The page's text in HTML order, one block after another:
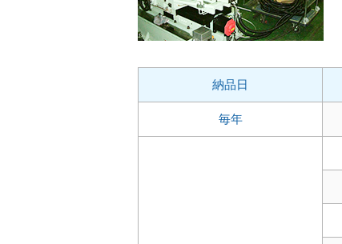
納品日
毎年